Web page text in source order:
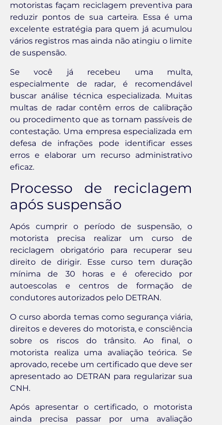
motoristas façam reciclagem preventiva para
reduzir pontos de sua carteira. Essa é uma
excelente estratégia para quem já acumulou
vários registros mas ainda não atingiu o limite
de suspensão.
Se você já recebeu uma multa,
especialmente de radar, é recomendável
buscar análise técnica especializada. Muitas
multas de radar contêm erros de calibração
ou procedimento que as tornam passíveis de
contestação. Uma empresa especializada em
defesa de infrações pode identificar esses
erros e elaborar um recurso administrativo
eficaz.
Processo de reciclagem
após suspensão
Após cumprir o período de suspensão, o
motorista precisa realizar um curso de
reciclagem obrigatório para recuperar seu
direito de dirigir. Esse curso tem duração
mínima de 30 horas e é oferecido por
autoescolas e centros de formação de
condutores autorizados pelo DETRAN.
O curso aborda temas como segurança viária,
direitos e deveres do motorista, e consciência
sobre os riscos do trânsito. Ao final, o
motorista realiza uma avaliação teórica. Se
aprovado, recebe um certificado que deve ser
apresentado ao DETRAN para regularizar sua
CNH.
Após apresentar o certificado, o motorista
ainda precisa passar por uma avaliação